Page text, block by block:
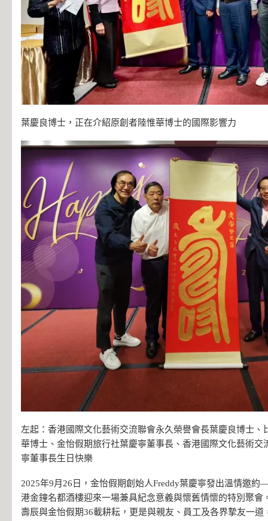
葉慶良博士，正在介紹原創者陸惟華博士的國際影響力
左起：香港國際文化藝術交流聯會永久榮譽會長葉慶良博士、
華博士、金怡假期旅行社葉慶寧董事長、香港國際文化藝術交
寧董事長生日快樂
2025年9月26日，金怡假期創始人Freddy葉慶寧發出溫情邀
港金鐘名都酒樓迎來一場兼具紀念意義與懷舊情懷的特別聚會
壽辰與金怡假期36載耕耘，更是與親友、員工及各界摯友一道